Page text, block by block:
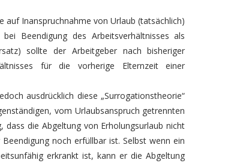
auf Inanspruchnahme von Urlaub (tatsächlich)
Beendigung des Arbeitsverhältnisses als
sollte der Arbeitgeber nach bisheriger
für die vorherige Elternzeit einer
ausdrücklich diese „Surrogationstheorie“
vom Urlaubsanspruch getrennten
dass die Abgeltung von Erholungsurlaub nicht
noch erfüllbar ist. Selbst wenn ein
erkrankt ist, kann er die Abgeltung